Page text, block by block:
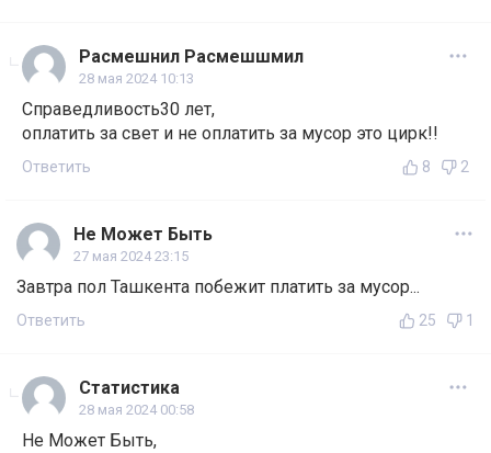
Расмешнил Расмешшмил
28 мая 2024 10:13
Справедливость30 лет,
оплатить за свет и не оплатить за мусор это цирк!!
Ответить 8 2
Не Может Быть
27 мая 2024 23:15
Завтра пол Ташкента побежит платить за мусор...
Ответить 25 1
Статистика
28 мая 2024 00:58
Не Может Быть,